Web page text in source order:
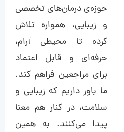
حوزه‌ی درمان‌های تخصصی
و زیبایی، همواره تلاش
کرده تا محیطی آرام،
حرفه‌ای و قابل اعتماد
برای مراجعین فراهم کند.
ما باور داریم که زیبایی و
سلامت، در کنار هم معنا
پیدا می‌کنند. به همین